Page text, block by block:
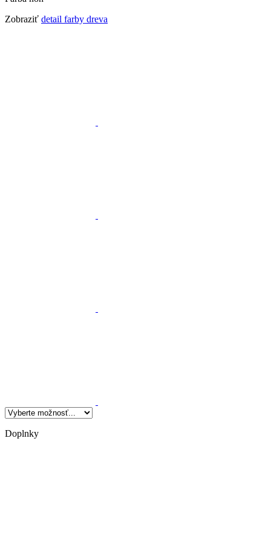
Zobraziť detail farby dreva
Doplnky